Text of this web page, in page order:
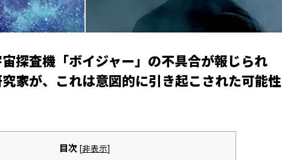
探査機「ボイジャー」の不具合が報じられ
家が、これは意図的に引き起こされた可能性
目次 [非表示]